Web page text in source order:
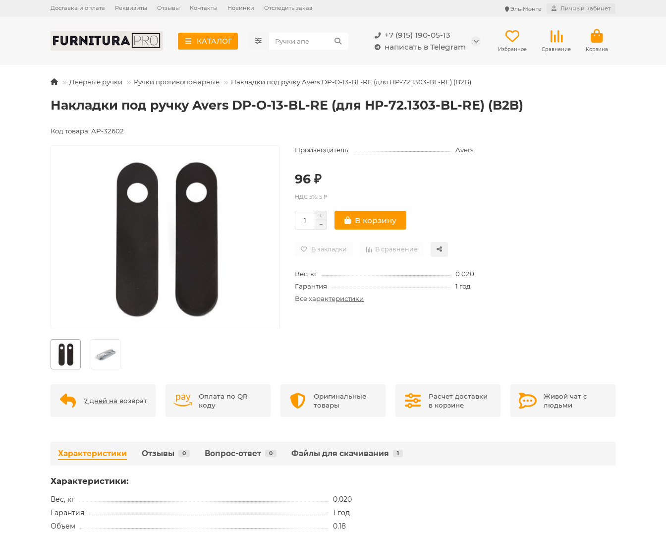
Доставка и оплата Реквизиты Отзывы Контакты Новинки Отследить заказ Эль-Монте Личный кабинет
КАТАЛОГ
+7 (915) 190-05-13
написать в Telegram
Избранное Сравнение Корзина
Дверные ручки Ручки противопожарные Накладки под ручку Avers DP-O-13-BL-RE (для HP-72.1303-BL-RE) (B2B)
Накладки под ручку Avers DP-O-13-BL-RE (для HP-72.1303-BL-RE) (B2B)
Код товара: AP-32602
Производитель Avers
96 ₽
НДС 5%: 5 ₽
В корзину
В закладки В сравнение
Вес, кг
0.020
Гарантия
1 год
Все характеристики
7 дней на возврат
Оплата по QR
коду
Оригинальные
товары
Расчет доставки
в корзине
Живой чат с
людьми
Характеристики Отзывы 0 Вопрос-ответ 0 Файлы для скачивания 1
Характеристики:
Вес, кг
0.020
Гарантия
1 год
Объем
0.18